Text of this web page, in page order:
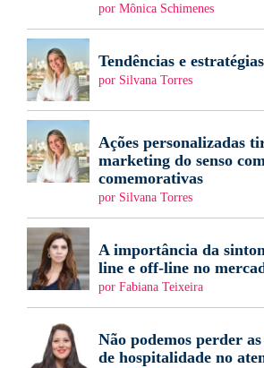
por Mônica Schimenes
Tendências e
por Silvana Torres
Ações personalizadas
marketing do senso
comemorativas
por Silvana Torres
A importância da
line e off-line no
por Fabiana Teixeira
Não podemos perder
de hospitalidade no